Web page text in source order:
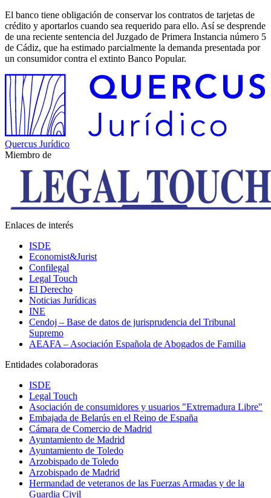
El banco tiene obligación de conservar los contratos de tarjetas de
crédito y aportarlos cuando sea requerido para ello. Así se desprende
de una reciente sentencia del Juzgado de Primera Instancia número 5
de Cádiz, que ha estimado parcialmente la demanda presentada por
un consumidor contra el extinto Banco Popular.
Quercus Jurídico
Miembro de
Enlaces de interés
ISDE
Economist&Jurist
Confilegal
Legal Touch
El Derecho
Noticias Jurídicas
INE
Cendoj – Base de datos de jurisprudencia del Tribunal
Supremo
AEAFA – Asociación Española de Abogados de Familia
Entidades colaboradoras
ISDE
Legal Touch
Asociación de consumidores y usuarios "Extremadura Libre"
Embajada de Belarús en el Reino de España
Cámara de Comercio de Madrid
Ayuntamiento de Madrid
Ayuntamiento de Toledo
Arzobispado de Toledo
Arzobispado de Madrid
Hermandad de veteranos de las Fuerzas Armadas y de la
Guardia Civil